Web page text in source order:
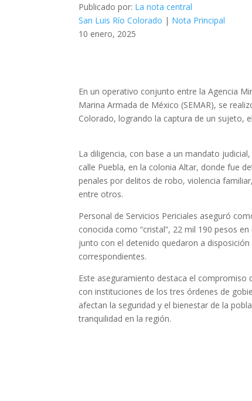
Publicado por: La nota central
San Luis Río Colorado | Nota Principal
10 enero, 2025
En un operativo conjunto entre la Agencia
Marina Armada de México (SEMAR), se
Colorado, logrando la captura de un sujeto,
La diligencia, con base a un mandato
calle Puebla, en la colonia Altar, donde fue
penales por delitos de robo, violencia
entre otros.
Personal de Servicios Periciales aseguró
conocida como “cristal”, 22 mil 190 pesos
junto con el detenido quedaron a
correspondientes.
Este aseguramiento destaca el compromiso
con instituciones de los tres órdenes de
afectan la seguridad y el bienestar de la
tranquilidad en la región.